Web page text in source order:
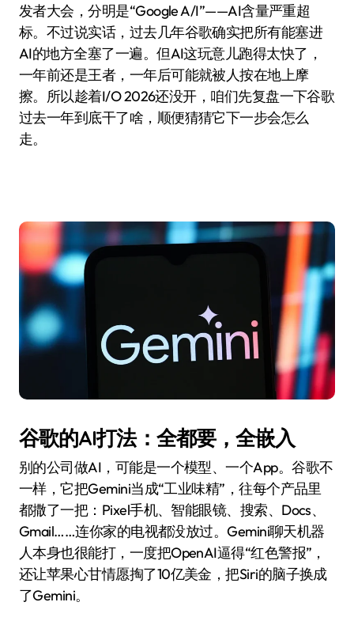
发者大会，分明是“Google A/I”——AI含量严重超
标。不过说实话，过去几年谷歌确实把所有能塞进
AI的地方全塞了一遍。但AI这玩意儿跑得太快了，
一年前还是王者，一年后可能就被人按在地上摩
擦。所以趁着I/O 2026还没开，咱们先复盘一下谷歌
过去一年到底干了啥，顺便猜猜它下一步会怎么
走。
谷歌的AI打法：全都要，全嵌入
别的公司做AI，可能是一个模型、一个App。谷歌不
一样，它把Gemini当成“工业味精”，往每个产品里
都撒了一把：Pixel手机、智能眼镜、搜索、Docs、
Gmail……连你家的电视都没放过。Gemini聊天机器
人本身也很能打，一度把OpenAI逼得“红色警报”，
还让苹果心甘情愿掏了10亿美金，把Siri的脑子换成
了Gemini。